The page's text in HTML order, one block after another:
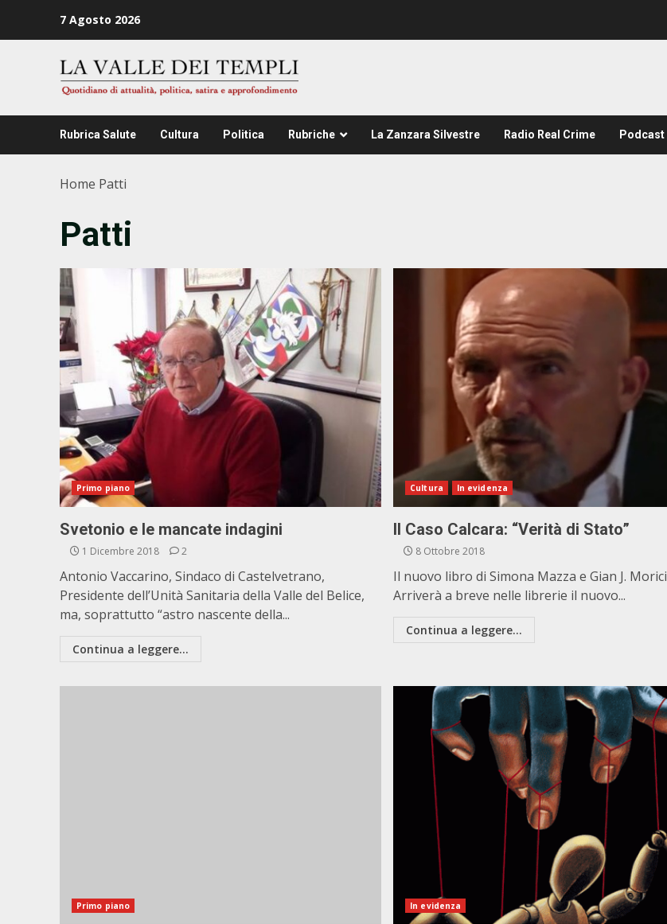
7 Agosto 2026
Rubrica Salute Cultura Politica Rubriche La Zanzara Silvestre Radio Real Crime Podcast
Home Patti
Patti
Primo piano
Svetonio e le mancate indagini
1 Dicembre 2018 2
Antonio Vaccarino, Sindaco di Castelvetrano,
Presidente dell’Unità Sanitaria della Valle del Belice,
ma, soprattutto “astro nascente della...
Continua a leggere...
Cultura In evidenza
Il Caso Calcara: “Verità di Stato”
8 Ottobre 2018
Il nuovo libro di Simona Mazza e Gian J. Morici
Arriverà a breve nelle librerie il nuovo...
Continua a leggere...
Primo piano In evidenza